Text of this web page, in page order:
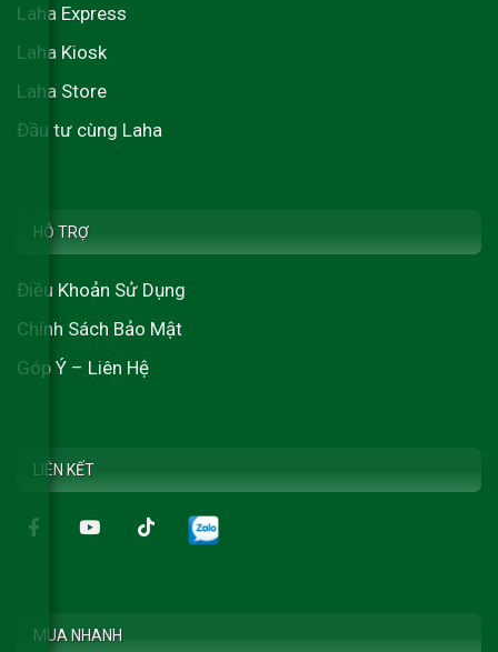
Laha Express
Laha Kiosk
Laha Store
Đầu tư cùng Laha
HỖ TRỢ
Điều Khoản Sử Dụng
Chính Sách Bảo Mật
Góp Ý – Liên Hệ
LIÊN KẾT
MUA NHANH